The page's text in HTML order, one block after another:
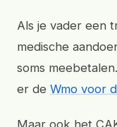
Als je vader een
medische
soms
er de Wmo voor
Maar ook het